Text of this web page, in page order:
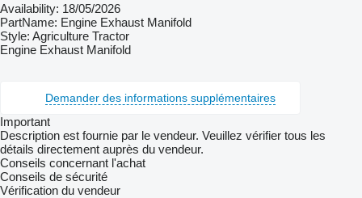
Availability: 18/05/2026
PartName: Engine Exhaust Manifold
Style: Agriculture Tractor
Engine Exhaust Manifold
Demander des informations supplémentaires
Important
Description est fournie par le vendeur. Veuillez vérifier tous les
détails directement auprès du vendeur.
Conseils concernant l'achat
Conseils de sécurité
Vérification du vendeur